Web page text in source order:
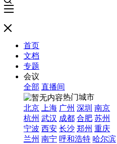
首页
文档
专题
会议
全部 直播间
热门城市
北京
上海 广州 深圳 南京
杭州 武汉 成都 合肥 苏州
宁波 西安 长沙 郑州 重庆
兰州 南宁 呼和浩特 哈尔滨